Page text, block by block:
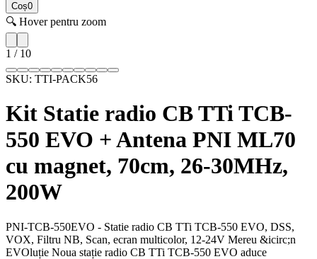
Coș0
🔍 Hover pentru zoom
1 / 10
SKU: TTI-PACK56
Kit Statie radio CB TTi TCB-
550 EVO + Antena PNI ML70
cu magnet, 70cm, 26-30MHz,
200W
PNI-TCB-550EVO - Statie radio CB TTi TCB-550 EVO, DSS,
VOX, Filtru NB, Scan, ecran multicolor, 12-24V Mereu &icirc;n
EVOluție Noua stație radio CB TTi TCB-550 EVO aduce